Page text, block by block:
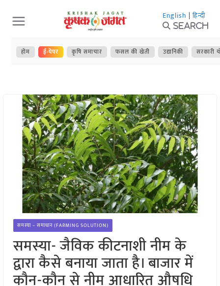
Skip
to
content
English | हिन्दी
Search
होम ई-पेपर कृषि समाचार फसल की खेती उद्यानिकी सरकारी
समस्या – समाधान (FARMING SOLUTION)
समस्या- जैविक कीटनाशी नीम के
द्वारा कैसे बनाया जाता है। बाजार में
कौन-कौन से नीम आधारित औषधि